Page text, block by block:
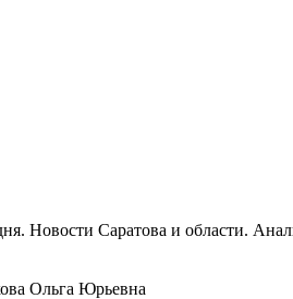
Новости Саратова и области.
Ольга Юрьевна